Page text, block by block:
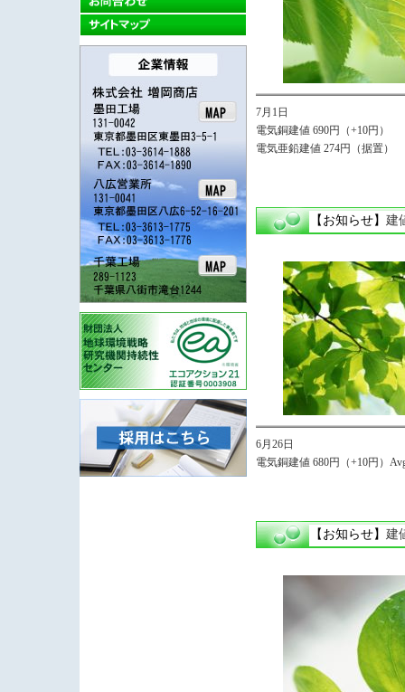
7月1日
電気銅建値 690円（+10円）
電気亜鉛建値 274円（据置）
【お知らせ】 建
6月26日
電気銅建値 680円（+10円）
【お知らせ】 建